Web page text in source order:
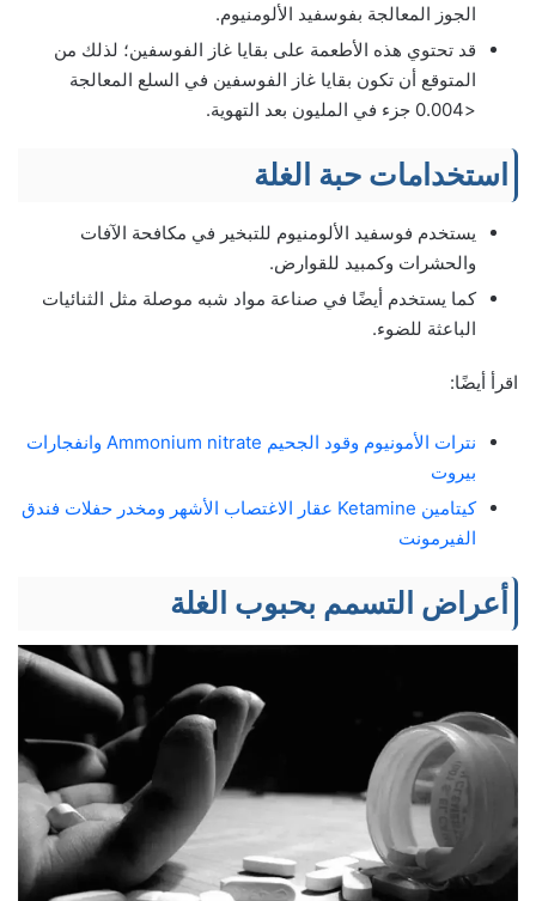
الجوز المعالجة بفوسفيد الألومنيوم.
قد تحتوي هذه الأطعمة على بقايا غاز الفوسفين؛ لذلك من
المتوقع أن تكون بقايا غاز الفوسفين في السلع المعالجة
<0.004 جزء في المليون بعد التهوية.
استخدامات حبة الغلة
يستخدم فوسفيد الألومنيوم للتبخير في مكافحة الآفات
والحشرات وكمبيد للقوارض.
كما يستخدم أيضًا في صناعة مواد شبه موصلة مثل الثنائيات
الباعثة للضوء.
اقرأ أيضًا:
نترات الأمونيوم وقود الجحيم Ammonium nitrate وانفجارات
بيروت
كيتامين Ketamine عقار الاغتصاب الأشهر ومخدر حفلات فندق
الفيرمونت
أعراض التسمم بحبوب الغلة